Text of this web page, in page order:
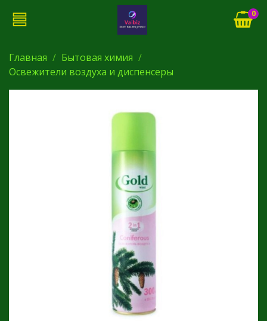
0
Главная
Бытовая химия
Освежители воздуха и диспенсеры